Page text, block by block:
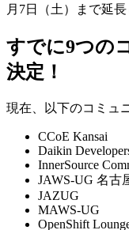
月7日（土）まで延長
すでに9つの
決定！
現在、以下のコミュ
CCoE Kansai
Daikin
InnerSource
JAWS-UG 名古
JAZUG
MAWS-UG
OpenShift